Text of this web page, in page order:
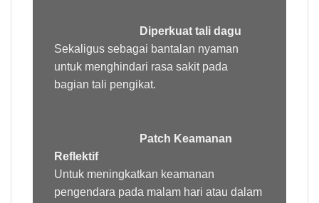
Diperkuat tali dagu
Sekaligus sebagai bantalan nyaman
untuk menghindari rasa sakit pada
bagian tali pengikat.
Patch Keamanan
Reflektif
Untuk meningkatkan keamanan
pengendara pada malam hari atau dalam